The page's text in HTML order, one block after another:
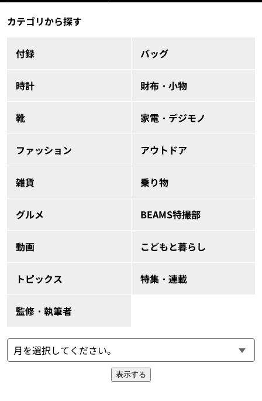
カテゴリから探す
付録 バッグ
時計 財布・小物
靴 家電・デジモノ
ファッション アウトドア
雑貨 乗り物
グルメ BEAMS特撮部
動画 こどもと暮らし
トピックス 特集・連載
監修・執筆者
表示する